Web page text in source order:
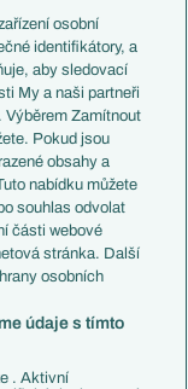
osobní
identifikátory, a
aby sledovací
My a naši partneři
Výběrem Zamítnout
Pokud jsou
obsahy a
nabídku můžete
souhlas odvolat
části webové
stránka. Další
osobních
údaje s tímto
. Aktivní